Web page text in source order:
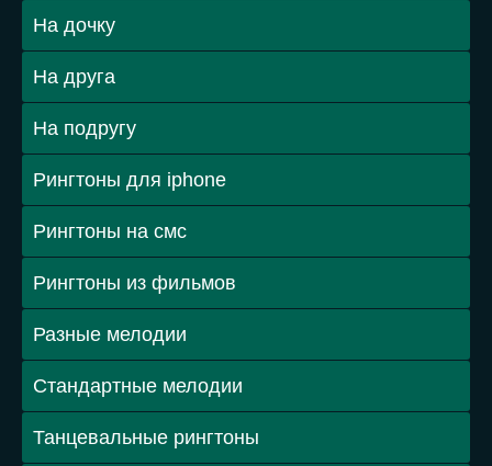
На дочку
На друга
На подругу
Рингтоны для iphone
Рингтоны на смс
Рингтоны из фильмов
Разные мелодии
Стандартные мелодии
Танцевальные рингтоны